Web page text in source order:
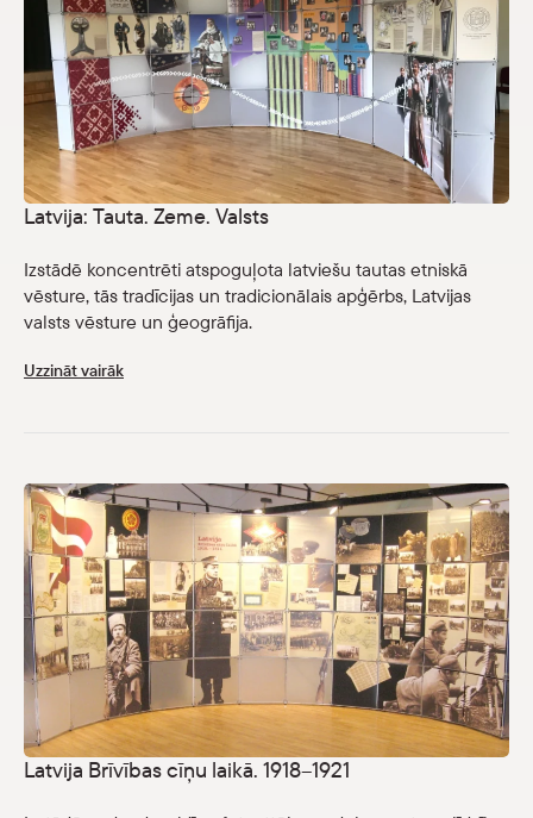
Muzeja Ziņnesis
Muzeja vēsture
Dokumenti un pārskati
Budžets un īpašumi
Iepirkumi
Vakances
Skolām
Lasi viegli
Latvija: Tauta. Zeme. Valsts
Izstādē koncentrēti atspoguļota latviešu tautas etniskā
vēsture, tās tradīcijas un tradicionālais apģērbs, Latvijas
valsts vēsture un ģeogrāfija.
Uzzināt vairāk
Latvija Brīvības cīņu laikā. 1918–1921